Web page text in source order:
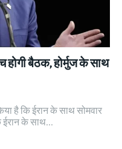
होगी बैठक, होर्मुज के साथ
है कि ईरान के साथ सोमवार
के साथ...